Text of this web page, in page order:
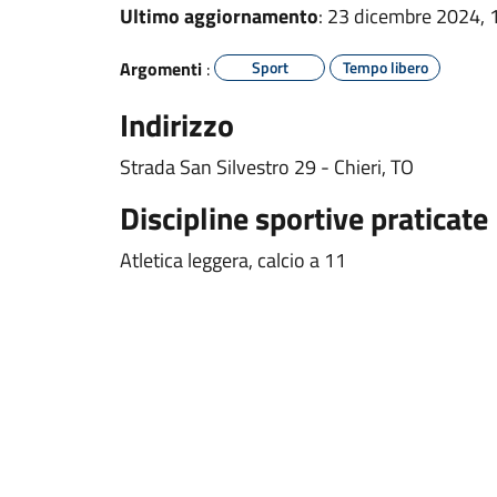
Ultimo aggiornamento: 23 dicembre 2024,
Argomenti : Sport Tempo libero
Indirizzo
Strada San Silvestro 29 - Chieri, TO
Discipline sportive praticate
Atletica leggera, calcio a 11